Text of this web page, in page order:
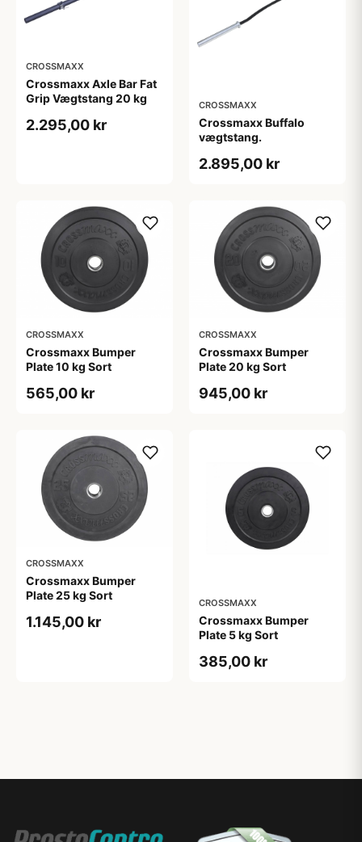
CROSSMAXX
Crossmaxx Axle Bar Fat
Grip Vægtstang 20 kg
2.295,00 kr
CROSSMAXX
Crossmaxx Buffalo
vægtstang.
2.895,00 kr
CROSSMAXX
Crossmaxx Bumper
Plate 10 kg Sort
565,00 kr
CROSSMAXX
Crossmaxx Bumper
Plate 20 kg Sort
945,00 kr
CROSSMAXX
Crossmaxx Bumper
Plate 25 kg Sort
1.145,00 kr
CROSSMAXX
Crossmaxx Bumper
Plate 5 kg Sort
385,00 kr